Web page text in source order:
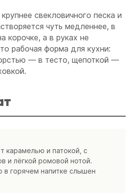
свекловичного песка и
чуть медленнее, в
корочке, а в руках не
рабочая форма для кухни:
— в тесто, щепоткой —
карамелью и патокой, с
и лёгкой ромовой нотой.
в горячем напитке слышен